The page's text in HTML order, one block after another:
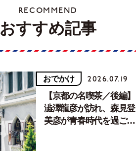
RECOMMEND
おすすめ記事
おでかけ 2026.07.19
【京都の名喫茶／後編】
澁澤龍彦が訪れ、森見登
美彦が青春時代を過ごし